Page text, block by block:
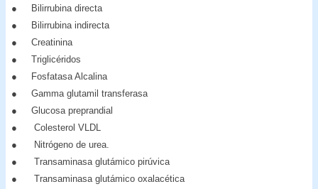
● Bilirrubina directa
● Bilirrubina indirecta
● Creatinina
● Triglicéridos
● Fosfatasa Alcalina
● Gamma glutamil transferasa
● Glucosa preprandial
● Colesterol VLDL
● Nitrógeno de urea.
● Transaminasa glutámico pirúvica
● Transaminasa glutámico oxalacética